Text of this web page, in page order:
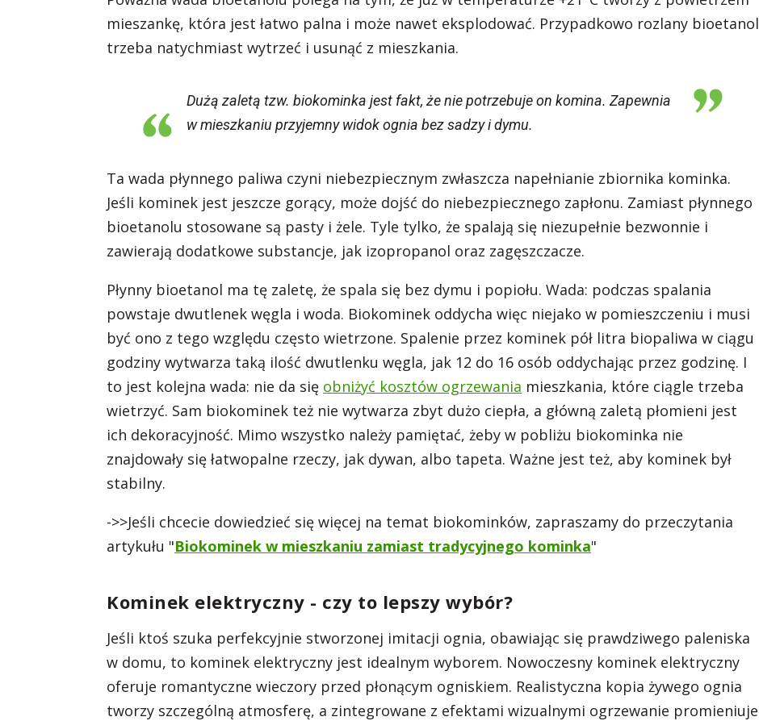
mieszankę, która jest łatwo palna i może nawet eksplodować. Przypadkowo rozlany bioetanol
trzeba natychmiast wytrzeć i usunąć z mieszkania.
Dużą zaletą tzw. biokominka jest fakt, że nie potrzebuje on komina. Zapewnia
w mieszkaniu przyjemny widok ognia bez sadzy i dymu.
Ta wada płynnego paliwa czyni niebezpiecznym zwłaszcza napełnianie zbiornika kominka.
Jeśli kominek jest jeszcze gorący, może dojść do niebezpiecznego zapłonu. Zamiast płynnego
bioetanolu stosowane są pasty i żele. Tyle tylko, że spalają się niezupełnie bezwonnie i
zawierają dodatkowe substancje, jak izopropanol oraz zagęszczacze.
Płynny bioetanol ma tę zaletę, że spala się bez dymu i popiołu. Wada: podczas spalania
powstaje dwutlenek węgla i woda. Biokominek oddycha więc niejako w pomieszczeniu i musi
być ono z tego względu często wietrzone. Spalenie przez kominek pół litra biopaliwa w ciągu
godziny wytwarza taką ilość dwutlenku węgla, jak 12 do 16 osób oddychając przez godzinę. I
to jest kolejna wada: nie da się obniżyć kosztów ogrzewania mieszkania, które ciągle trzeba
wietrzyć. Sam biokominek też nie wytwarza zbyt dużo ciepła, a główną zaletą płomieni jest
ich dekoracyjność. Mimo wszystko należy pamiętać, żeby w pobliżu biokominka nie
znajdowały się łatwopalne rzeczy, jak dywan, albo tapeta. Ważne jest też, aby kominek był
stabilny.
->>Jeśli chcecie dowiedzieć się więcej na temat biokominków, zapraszamy do przeczytania
artykułu "Biokominek w mieszkaniu zamiast tradycyjnego kominka"
Kominek elektryczny - czy to lepszy wybór?
Jeśli ktoś szuka perfekcyjnie stworzonej imitacji ognia, obawiając się prawdziwego paleniska
w domu, to kominek elektryczny jest idealnym wyborem. Nowoczesny kominek elektryczny
oferuje romantyczne wieczory przed płonącym ogniskiem. Realistyczna kopia żywego ognia
tworzy szczególną atmosferę, a zintegrowane z efektami wizualnymi ogrzewanie promieniuje